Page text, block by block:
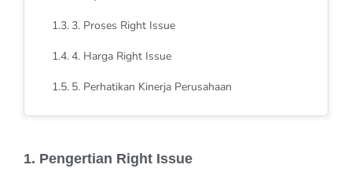
3. Proses Right Issue
4. Harga Right Issue
5. Perhatikan Kinerja Perusahaan
1. Pengertian Right Issue